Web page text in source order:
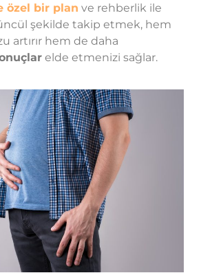
özel bir plan ve rehberlik ile
şekilde takip etmek, hem
artırır hem de daha
elde etmenizi sağlar.